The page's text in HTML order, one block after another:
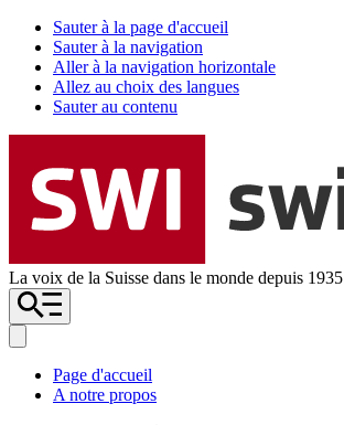
Sauter à la page d'accueil
Sauter à la navigation
Aller à la navigation horizontale
Allez au choix des langues
Sauter au contenu
La voix de la Suisse dans le monde depuis 1935
Page d'accueil
A notre propos